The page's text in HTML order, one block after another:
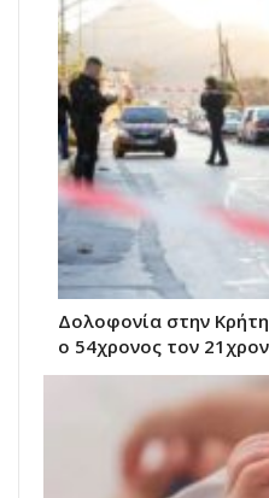
Δολοφονία στην
ο 54χρονος τον